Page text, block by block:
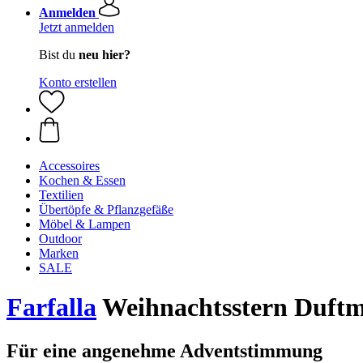
Anmelden
Jetzt anmelden
Bist du neu hier?
Konto erstellen
Accessoires
Kochen & Essen
Textilien
Übertöpfe & Pflanzgefäße
Möbel & Lampen
Outdoor
Marken
SALE
FarfallaWeihnachtsstern
Für eine angenehme Adventstimmung